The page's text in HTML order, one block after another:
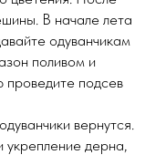
В начале лета
одуванчикам
поливом и
подсев
вернутся.
дерна,